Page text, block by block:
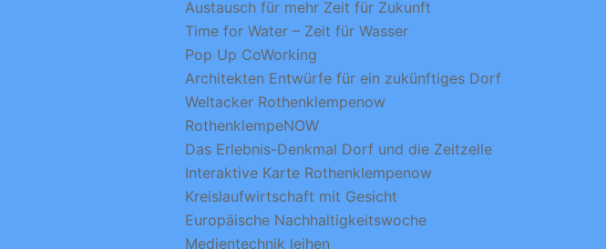
Austausch für mehr Zeit für Zukunft
Time for Water – Zeit für Wasser
Pop Up CoWorking
Architekten Entwürfe für ein zukünftiges Dorf
Weltacker Rothenklempenow
RothenklempeNOW
Das Erlebnis-Denkmal Dorf und die Zeitzelle
Interaktive Karte Rothenklempenow
Kreislaufwirtschaft mit Gesicht
Europäische Nachhaltigkeitswoche
Medientechnik leihen